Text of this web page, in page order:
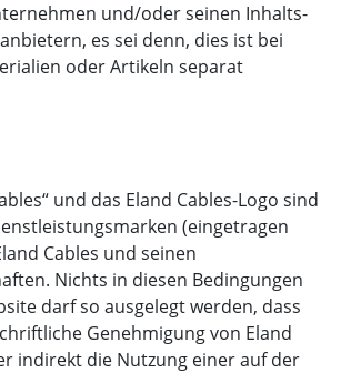
und/oder seinen Inhalts-
es sei denn, dies ist bei
oder Artikeln separat
und das Eland Cables-Logo sind
(eingetragen
Cables und seinen
Nichts in diesen Bedingungen
darf so ausgelegt werden, dass
Genehmigung von Eland
indirekt die Nutzung einer auf der